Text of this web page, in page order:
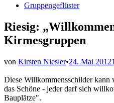
Veröffentlicht
Gruppengeflüster
Riesig:
Kirmesgruppen
von Kirsten Niesler•24. Mai 2012
Diese Willkommensschilder kann
das Schöne - jeder darf sich
Bauplätze".